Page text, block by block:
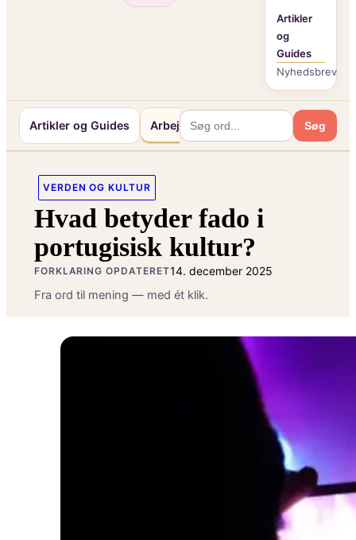
Artikler
og
Guides
Nyhedsbrev
Artikler og Guides Arbejde og Karriereliv Søg
VERDEN OG KULTUR
Hvad betyder fado i
portugisisk kultur?
FORKLARING OPDATERET14. december 2025
Fra ord til mening — med ét klik.